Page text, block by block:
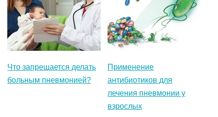
Что запрещается делать
больным пневмонией?
Применение
антибиотиков для
лечения пневмонии у
взрослых